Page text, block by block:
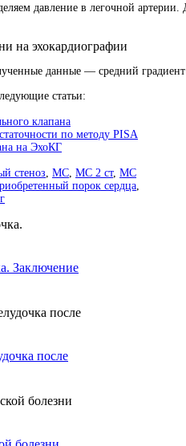
давление в легочной
данные — средний градиент
статьи:
клапана
по методу PISA
на ЭхоКГ
стеноз МС МС 2 ст, МС
порок сердца
Заключение
после